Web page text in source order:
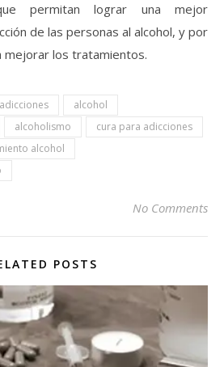
permitan lograr una mejor
de las personas al alcohol, y por
los tratamientos.
adicciones
alcohol
alcoholismo
cura para adicciones
alcohol
No Comments
POSTS